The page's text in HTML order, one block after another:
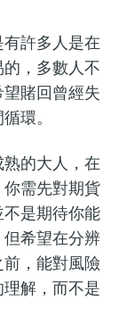
許多人是在
，多數人不
賭回曾經失
環。
的大人，在
需先對期貨
是期待你能
希望在分辨
，能對風險
解，而不是